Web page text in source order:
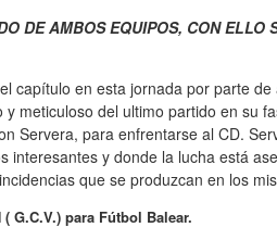
DE AMBOS EQUIPOS, CON
capítulo en esta jornada por parte
y meticuloso del ultimo partido en su
Servera, para enfrentarse al CD.
interesantes y donde la lucha está
que se produzcan en los
( G.C.V.) para Fútbol Balear.